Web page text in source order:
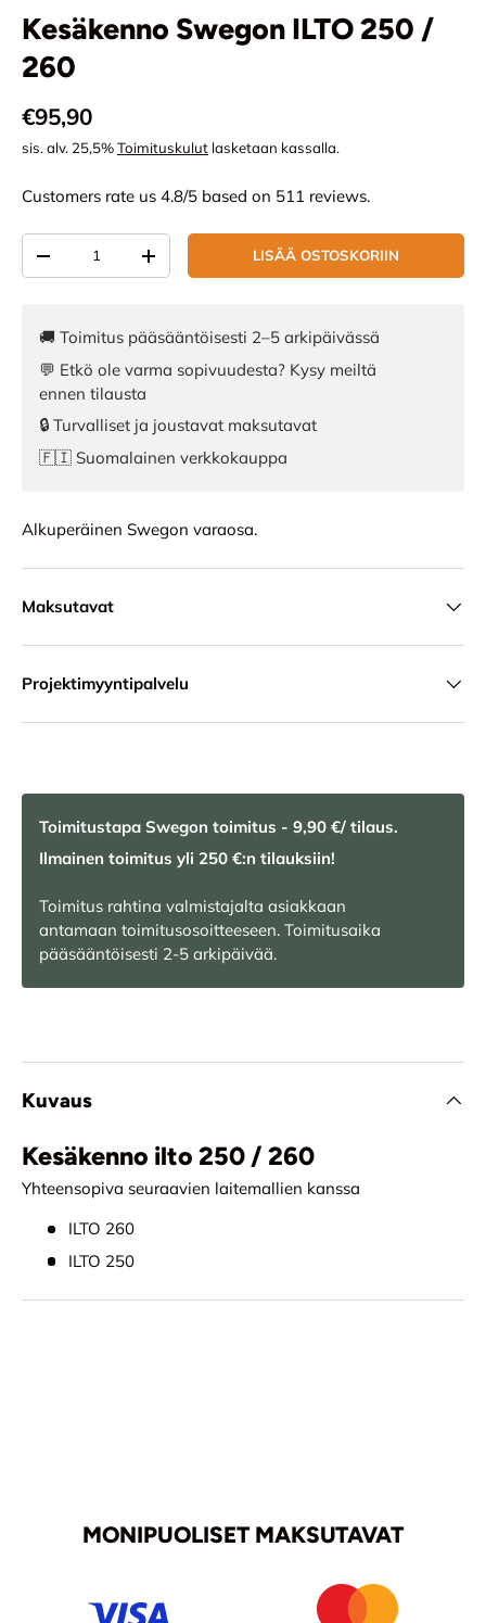
Kesäkenno Swegon ILTO 250 /
260
Normaali hinta
€95,90
sis. alv. 25,5%Toimituskulut lasketaan kassalla.
Customers rate us 4.8/5 based on 511 reviews.
VÄHENNÄ MÄÄRÄÄLISÄÄ MÄÄRÄÄLISÄÄ OSTOSKORIIN
🚚 Toimitus pääsääntöisesti 2–5 arkipäivässä
💬 Etkö ole varma sopivuudesta? Kysy meiltä
ennen tilausta
🔒 Turvalliset ja joustavat maksutavat
🇫🇮 Suomalainen verkkokauppa
Alkuperäinen Swegon varaosa.
Maksutavat
Projektimyyntipalvelu
Toimitustapa Swegon toimitus - 9,90 €/ tilaus.
Ilmainen toimitus yli 250 €:n tilauksiin!
Toimitus rahtina valmistajalta asiakkaan
antamaan toimitusosoitteeseen. Toimitusaika
pääsääntöisesti 2-5 arkipäivää.
Kuvaus
Kesäkenno ilto 250 / 260
Yhteensopiva seuraavien laitemallien kanssa
ILTO 260
ILTO 250
MONIPUOLISET MAKSUTAVAT